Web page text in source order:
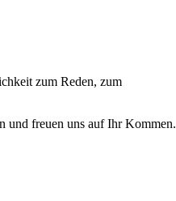
zum Reden, zum
und freuen uns auf Ihr Kommen.